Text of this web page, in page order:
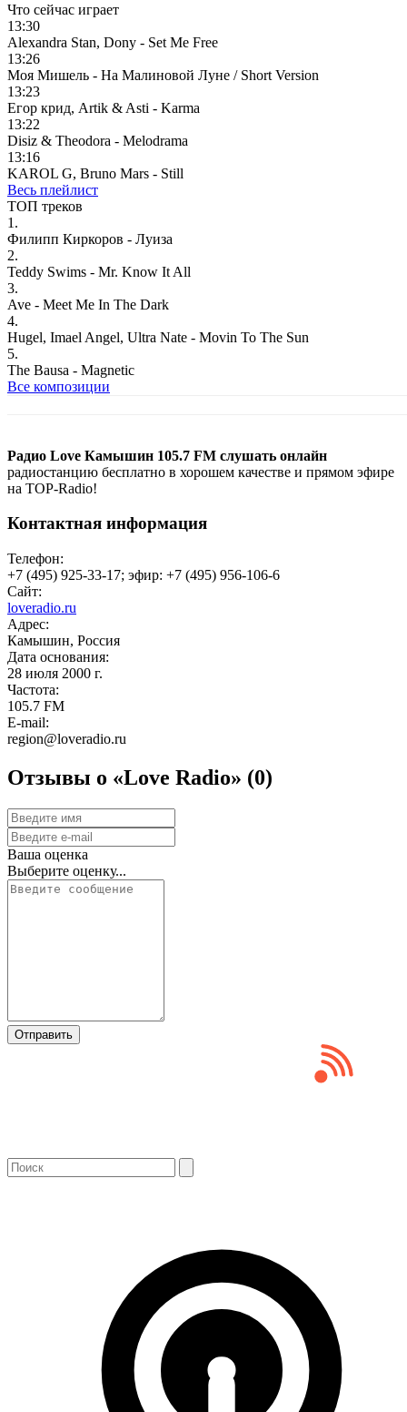
Что сейчас играет
13:30
Alexandra Stan, Dony - Set Me Free
13:26
Моя Мишель - На Малиновой Луне / Short Version
13:23
Егор крид, Artik & Asti - Karma
13:22
Disiz & Theodora - Melodrama
13:16
KAROL G, Bruno Mars - Still
Весь плейлист
ТОП треков
1.
Филипп Киркоров - Луиза
2.
Teddy Swims - Mr. Know It All
3.
Ave - Meet Me In The Dark
4.
Hugel, Imael Angel, Ultra Nate - Movin To The Sun
5.
The Bausa - Magnetic
Все композиции
Радио Love Камышин 105.7 FM слушать онлайн
радиостанцию бесплатно в хорошем качестве и прямом эфире
на TOP-Radio!
Контактная информация
Телефон:
+7 (495) 925-33-17; эфир: +7 (495) 956-106-6
Сайт:
loveradio.ru
Адрес:
Камышин, Россия
Дата основания:
28 июля 2000 г.
Частота:
105.7 FM
E-mail:
region@loveradio.ru
Отзывы о «Love Radio» (0)
Ваша оценка
Выберите оценку...
Отправить